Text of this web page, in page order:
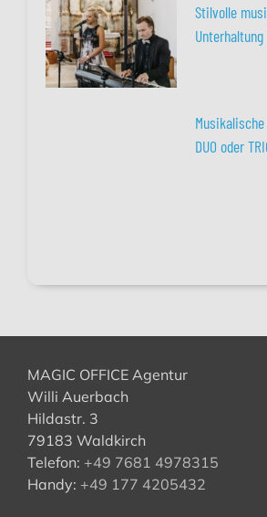
Stilvolle
Unterhaltung
DUO oder
MAGIC OFFICE Agentur
Willi Auerbach
Hildastr. 3
79183 Waldkirch
Telefon: +49 7681 4978315
Handy: +49 177 4205432